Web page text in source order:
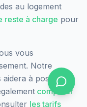
au logement
reste à charge pour
vous
Notre
aidera à poser les
comparer
les tarifs